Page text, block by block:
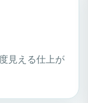
見える仕上が